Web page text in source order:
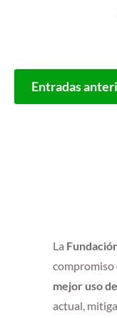
NAVEGACIÓN
DE
Entradas
La
compromiso
mejor uso
actual,